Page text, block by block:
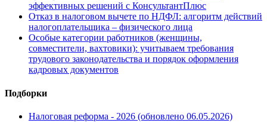
эффективных решений с КонсультантПлюс
Отказ в налоговом вычете по НДФЛ: алгоритм действий
налогоплательщика – физического лица
Особые категории работников (женщины,
совместители, вахтовики): учитываем требования
трудового законодательства и порядок оформления
кадровых документов
Подборки
Налоговая реформа - 2026 (обновлено 06.05.2026)